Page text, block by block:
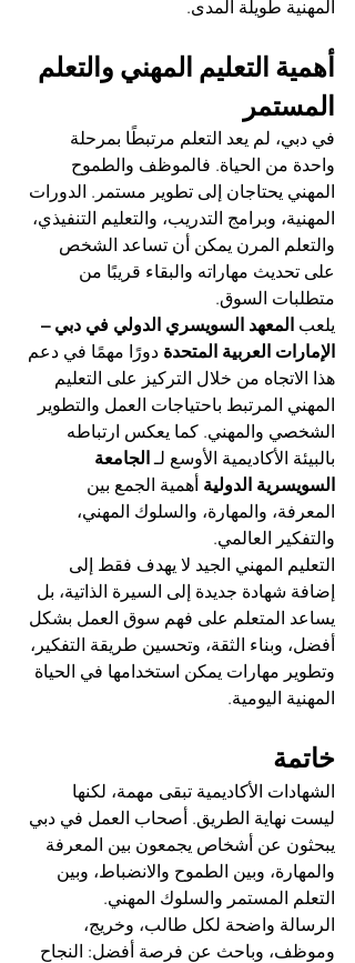
المهنية طويلة المدى.
أهمية التعليم المهني والتعلم
المستمر
في دبي، لم يعد التعلم مرتبطًا بمرحلة
واحدة من الحياة. فالموظف والطموح
المهني يحتاجان إلى تطوير مستمر. الدورات
المهنية، وبرامج التدريب، والتعليم التنفيذي،
والتعلم المرن يمكن أن تساعد الشخص
على تحديث مهاراته والبقاء قريبًا من
متطلبات السوق.
يلعب المعهد السويسري الدولي في دبي –
الإمارات العربية المتحدة دورًا مهمًا في دعم
هذا الاتجاه من خلال التركيز على التعليم
المهني المرتبط باحتياجات العمل والتطوير
الشخصي والمهني. كما يعكس ارتباطه
بالبيئة الأكاديمية الأوسع لـ الجامعة
السويسرية الدولية أهمية الجمع بين
المعرفة، والمهارة، والسلوك المهني،
والتفكير العالمي.
التعليم المهني الجيد لا يهدف فقط إلى
إضافة شهادة جديدة إلى السيرة الذاتية، بل
يساعد المتعلم على فهم سوق العمل بشكل
أفضل، وبناء الثقة، وتحسين طريقة التفكير،
وتطوير مهارات يمكن استخدامها في الحياة
المهنية اليومية.
خاتمة
الشهادات الأكاديمية تبقى مهمة، لكنها
ليست نهاية الطريق. أصحاب العمل في دبي
يبحثون عن أشخاص يجمعون بين المعرفة
والمهارة، وبين الطموح والانضباط، وبين
التعلم المستمر والسلوك المهني.
الرسالة واضحة لكل طالب، وخريج،
وموظف، وباحث عن فرصة أفضل: النجاح